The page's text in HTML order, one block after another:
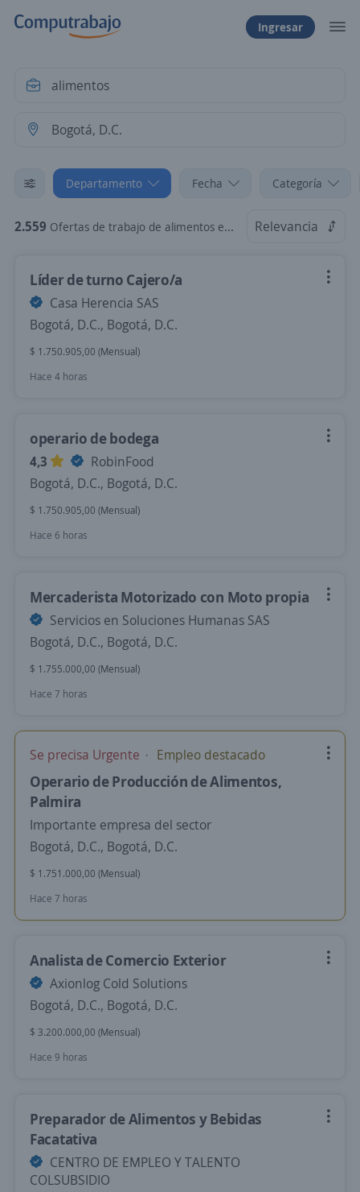
Ingresar
Departamento Fecha Categoría
2.559 Ofertas de trabajo de alimentos en Bogotá, D.C., Bogotá, D.C. Relevancia
Líder de turno Cajero/a
Casa Herencia SAS
Bogotá, D.C., Bogotá, D.C.
$ 1.750.905,00 (Mensual)
Hace 4 horas
operario de bodega
4,3
RobinFood
Bogotá, D.C., Bogotá, D.C.
$ 1.750.905,00 (Mensual)
Hace 6 horas
Mercaderista Motorizado con Moto propia
Servicios en Soluciones Humanas SAS
Bogotá, D.C., Bogotá, D.C.
$ 1.755.000,00 (Mensual)
Hace 7 horas
Se precisa Urgente Empleo destacado
Operario de Producción de Alimentos,
Palmira
Importante empresa del sector
Bogotá, D.C., Bogotá, D.C.
$ 1.751.000,00 (Mensual)
Hace 7 horas
Analista de Comercio Exterior
Axionlog Cold Solutions
Bogotá, D.C., Bogotá, D.C.
$ 3.200.000,00 (Mensual)
Hace 9 horas
Preparador de Alimentos y Bebidas
Facatativa
CENTRO DE EMPLEO Y TALENTO
COLSUBSIDIO